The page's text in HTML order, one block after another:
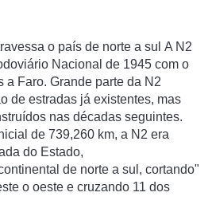
o país de norte a sul A N2
Nacional de 1945 com o
a Faro. Grande parte da N2
de estradas já existentes, mas
nas décadas seguintes.
de 739,260 km, a N2 era
do Estado,
de norte a sul, cortando"
o oeste e cruzando 11 dos